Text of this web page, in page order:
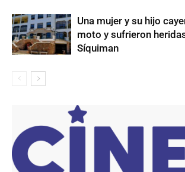
Una mujer y su hijo
moto y sufrieron
Síquiman